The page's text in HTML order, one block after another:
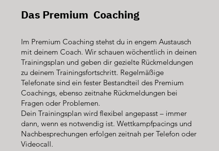
Das Premium Coaching
Im Premium Coaching stehst du in engem Austausch
mit deinem Coach. Wir schauen wöchentlich in deinen
Trainingsplan und geben dir gezielte Rückmeldungen
zu deinem Trainingsfortschritt. Regelmäßige
Telefonate sind ein fester Bestandteil des Premium
Coachings, ebenso zeitnahe Rückmeldungen bei
Fragen oder Problemen.
Dein Trainingsplan wird flexibel angepasst – immer
dann, wenn es notwendig ist. Wettkampfpacings und
Nachbesprechungen erfolgen zeitnah per Telefon oder
Videocall.